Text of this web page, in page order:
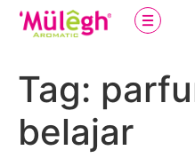
Tag:
belajar